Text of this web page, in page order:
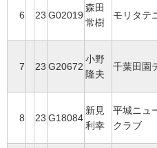
6 23 G02019
森田
常樹
モリタテ
7 23 G20672
小野
隆夫
千葉田園
8 23 G18084
新見
利幸
平城ニュ
クラブ